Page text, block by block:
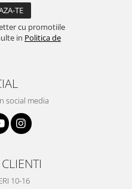
cu promotiile
in Politica de
social media
10-16